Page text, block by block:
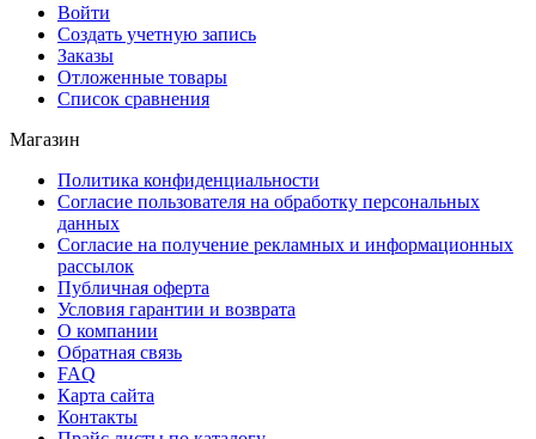
Войти
Создать учетную запись
Заказы
Отложенные товары
Список сравнения
Магазин
Политика конфиденциальности
Согласие пользователя на обработку персональных
данных
Согласие на получение рекламных и информационных
рассылок
Публичная оферта
Условия гарантии и возврата
О компании
Обратная связь
FAQ
Карта сайта
Контакты